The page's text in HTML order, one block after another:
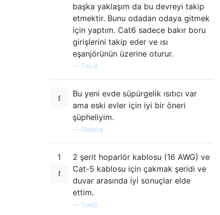
başka yaklaşım da bu devreyi takip
etmektir. Bunu odadan odaya gitmek
için yaptım. Cat6 sadece bakır boru
girişlerini takip eder ve ısı
eşanjörünün üzerine oturur.
— Tim B
Bu yeni evde süpürgelik ısıtıcı var
ama eski evler için iyi bir öneri
şüpheliyim.
— DMoore
1
2 şerit hoparlör kablosu (16 AWG) ve
Cat-5 kablosu için çakmak şeridi ve
duvar arasında iyi sonuçlar elde
ettim.
— TomG